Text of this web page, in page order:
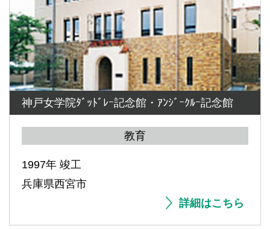
神戸女学院ﾀﾞｯﾄﾞﾚｰ記念館・ｱﾝｼﾞｰｸﾙｰ記念館
教育
1997年 竣工
兵庫県西宮市
詳細はこちら